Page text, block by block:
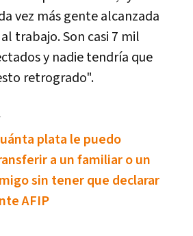
vez más gente alcanzada
trabajo. Son casi 7 mil
y nadie tendría que
retrogrado".
plata le puedo
a un familiar o un
sin tener que declarar
AFIP